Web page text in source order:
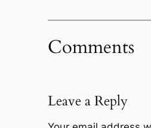
Comments
Leave a Reply